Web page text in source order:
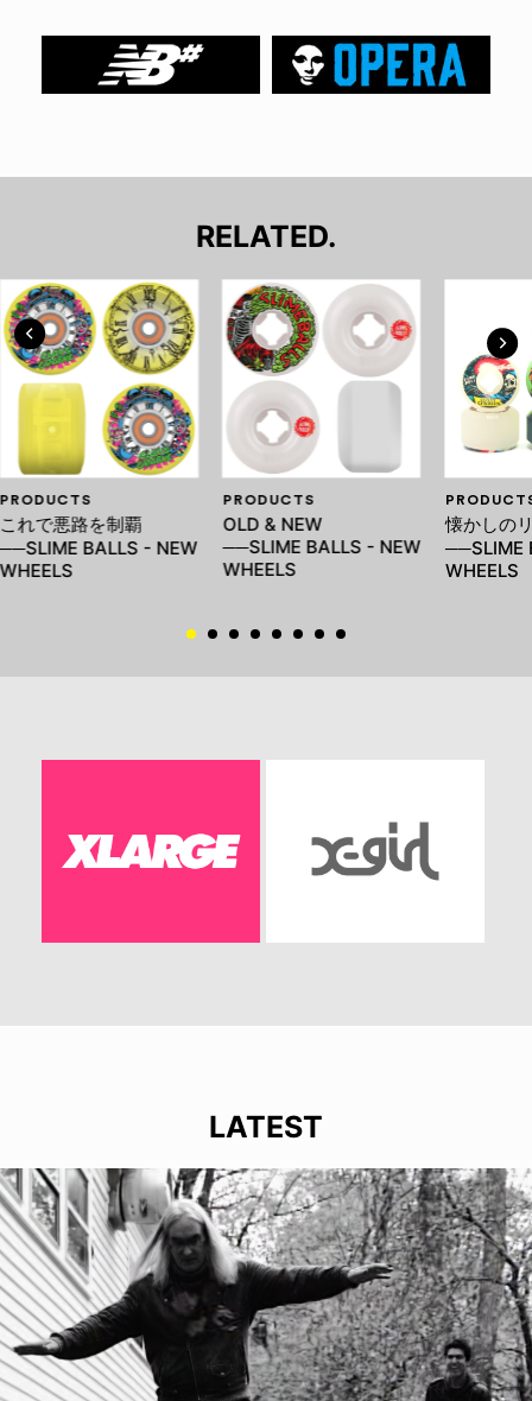
RELATED.
PRODUCTS
これで悪路を制覇
──SLIME BALLS - NEW
WHEELS
PRODUCTS
OLD & NEW
──SLIME BALLS - NEW
WHEELS
懐かしの
──SLIME
WHEELS
LATEST